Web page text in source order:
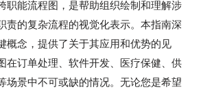
职能流程图，是帮助组织绘制和理解涉
责的复杂流程的视觉化表示。本指南深
概念，提供了关于其应用和优势的见
在订单处理、软件开发、医疗保健、供
场景中不可或缺的情况。无论您是希望